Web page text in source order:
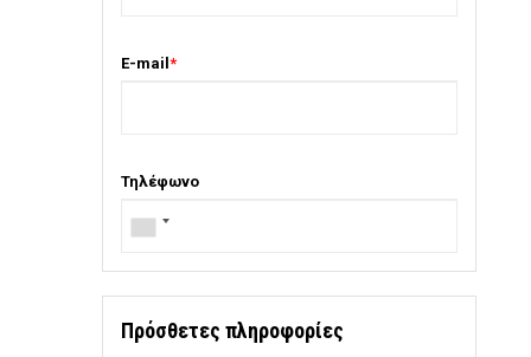
E-mail *
Τηλέφωνο
Πρόσθετες πληροφορίες